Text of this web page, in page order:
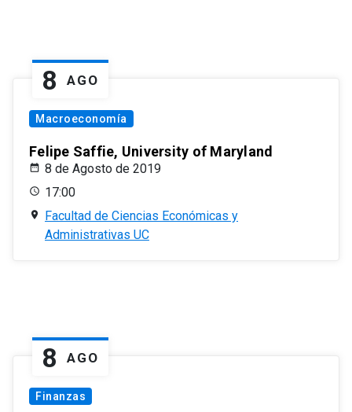
8 AGO
Macroeconomía
Felipe Saffie, University of Maryland
8 de Agosto de 2019
17:00
Facultad de Ciencias Económicas y
Administrativas UC
8 AGO
Finanzas